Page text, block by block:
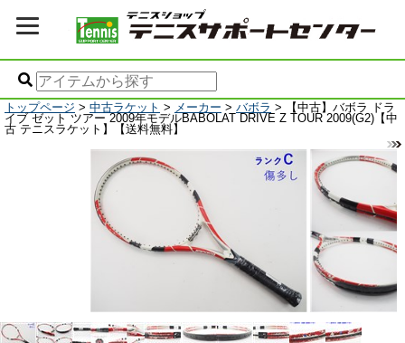
トップページ > 中古ラケット > メーカー > バボラ > 【中古】バボラ ドラ
イブ ゼット ツアー 2009年モデルBABOLAT DRIVE Z TOUR 2009(G2)【中
古 テニスラケット】【送料無料】